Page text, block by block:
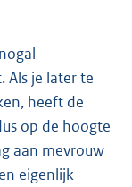
Als je later te
heeft de
op de hoogte
aan mevrouw
eigenlijk